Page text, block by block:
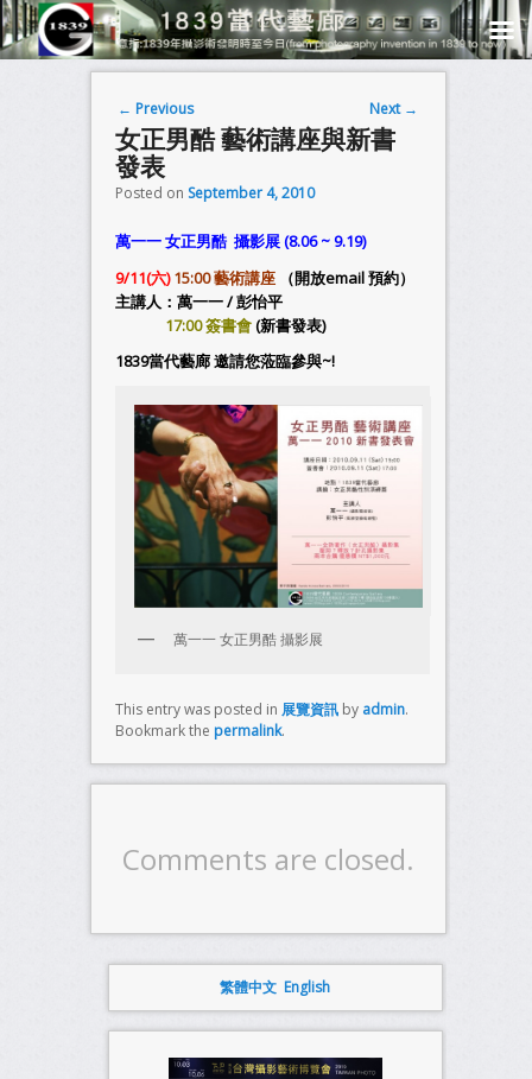
Post navigation
← Previous Next →
女正男酷 藝術講座與新書
發表
Posted on September 4, 2010
萬一一 女正男酷 攝影展 (8.06 ~ 9.19)
9/11(六)15:00藝術講座（開放email 預約）
主講人：萬一一 / 彭怡平
17:00 簽書會(新書發表)
1839當代藝廊 邀請您蒞臨參與~!
萬一一 女正男酷 攝影展
This entry was posted in 展覽資訊by admin.
Bookmark the permalink.
Comments are closed.
繁體中文 English